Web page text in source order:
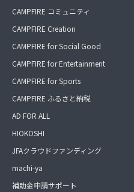
CAMPFIRE コミュニティ
CAMPFIRE Creation
CAMPFIRE for Social Good
CAMPFIRE for Entertainment
CAMPFIRE for Sports
CAMPFIRE ふるさと納税
AD FOR ALL
HIOKOSHI
JFAクラウドファンディング
machi-ya
補助金申請サポート